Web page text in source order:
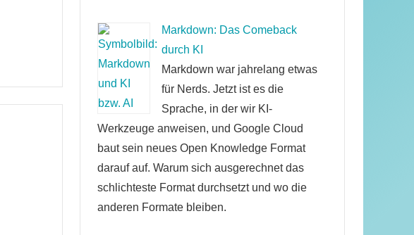
Markdown: Das Comeback
durch KI
Markdown war jahrelang etwas
für Nerds. Jetzt ist es die
Sprache, in der wir KI-
Werkzeuge anweisen, und Google Cloud
baut sein neues Open Knowledge Format
darauf auf. Warum sich ausgerechnet das
schlichteste Format durchsetzt und wo die
anderen Formate bleiben.